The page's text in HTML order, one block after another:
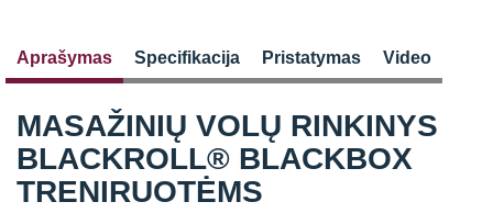
Aprašymas Specifikacija Pristatymas Video
MASAŽINIŲ VOLŲ RINKINYS
BLACKROLL® BLACKBOX
TRENIRUOTĖMS